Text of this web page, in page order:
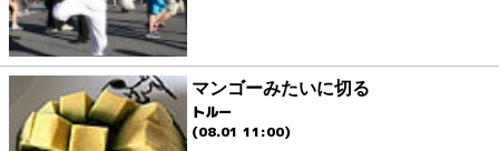
マンゴーみたいに切る
トルー
(08.01 11:00)